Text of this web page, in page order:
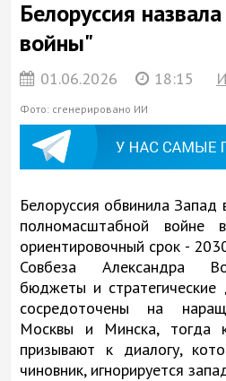
Белоруссия
войны"
01.06.2026 18:15
Фото: сгенерировано ИИ
Белоруссия обвинила Запад
полномасштабной войне
ориентировочный срок -
Совбеза Александра
бюджеты и
сосредоточены на
Москвы и Минска, тогда
призывают к диалогу,
чиновник, игнорируется